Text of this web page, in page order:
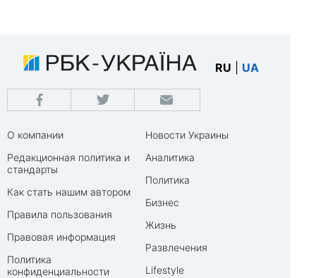
RU UA
О компании
Редакционная политика и
стандарты
Как стать нашим автором
Правила пользования
Правовая информация
Политика
конфиденциальности
Новости Украины
Аналитика
Политика
Бизнес
Жизнь
Развлечения
Lifestyle